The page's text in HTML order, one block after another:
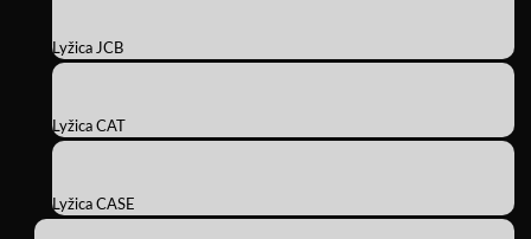
Lyžica JCB
Lyžica CAT
Lyžica CASE